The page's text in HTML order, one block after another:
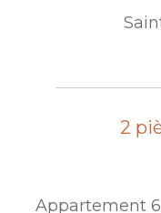
2
Appartement